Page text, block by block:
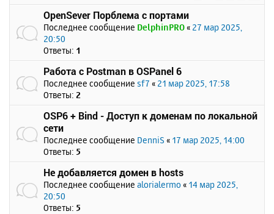
OpenSever Порблема с портами
Последнее сообщение DelphinPRO « 27 мар 2025,
20:50
Ответы: 1
Работа с Postman в OSPanel 6
Последнее сообщение sf7 « 21 мар 2025, 17:58
Ответы: 2
OSP6 + Bind - Доступ к доменам по локальной
сети
Последнее сообщение DenniS « 17 мар 2025, 14:00
Ответы: 5
Не добавляется домен в hosts
Последнее сообщение alorialermo « 14 мар 2025,
20:50
Ответы: 5